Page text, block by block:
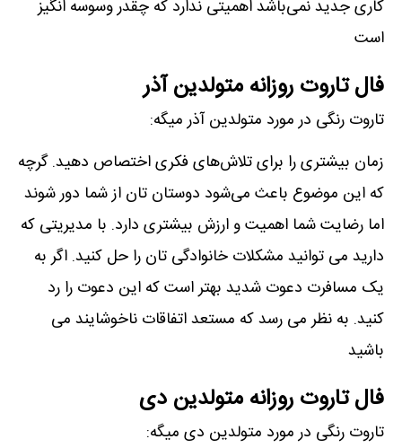
کاری جدید نمی‌باشد اهمیتی ندارد که چقدر وسوسه انگیز
است
فال تاروت روزانه متولدین آذر
تاروت رنگی در مورد متولدین آذر میگه:
زمان بیشتری را برای تلاش‌های فکری اختصاص دهید. گرچه
که این موضوع باعث می‌شود دوستان تان از شما دور شوند
اما رضایت شما اهمیت و ارزش بیشتری دارد. با مدیریتی که
دارید می توانید مشکلات خانوادگی تان را حل کنید. اگر به
یک مسافرت دعوت شدید بهتر است که این دعوت را رد
کنید. به نظر می رسد که مستعد اتفاقات ناخوشایند می
باشید
فال تاروت روزانه متولدین دی
تاروت رنگی در مورد متولدین دی میگه: